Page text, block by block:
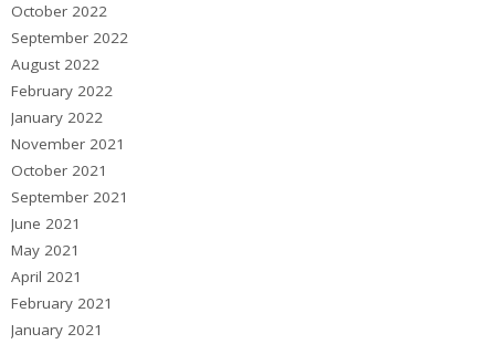
October 2022
September 2022
August 2022
February 2022
January 2022
November 2021
October 2021
September 2021
June 2021
May 2021
April 2021
February 2021
January 2021